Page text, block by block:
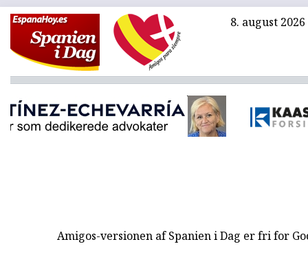
8. august 2026
Amigos-versionen af Spanien i Dag er fri for